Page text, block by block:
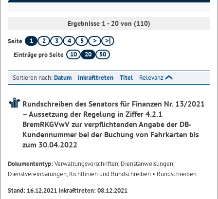
Ergebnisse 1 - 20 von (110)
Seite 1 2 3 4
5
Einträge pro Seite
10 20 50
Sortieren nach:Datum Inkrafttreten Titel Relevanz
Rundschreiben des Senators für Finanzen Nr. 13/2021
– Aussetzung der Regelung in Ziffer 4.2.1
BremRKGVwV zur verpflichtenden Angabe der DB-
Kundennummer bei der Buchung von Fahrkarten bis
zum 30.04.2022
Dokumententyp:Verwaltungsvorschriften, Dienstanweisungen,
Dienstvereinbarungen, Richtlinien und Rundschreiben • Rundschreiben
Stand: 16.12.2021 Inkrafttreten: 08.12.2021